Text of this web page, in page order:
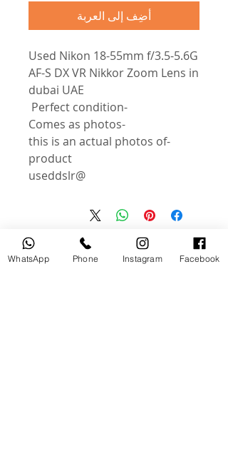
أضِف إلى العربة
Used Nikon 18-55mm f/3.5-5.6G
AF-S DX VR Nikkor Zoom Lens in
dubai UAE
-Perfect condition
-Comes as photos
-this is an actual photos of
product
@useddslr
منتجات ذات صلة WhatsApp Phone Instagram Facebook